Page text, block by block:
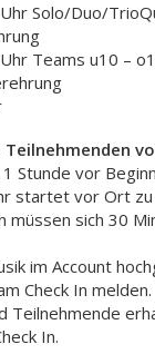
Solo/Duo/
Teams u10 –
Teilnehmenden
Stunde vor
startet vor Ort zu
müssen sich 30
im Account
Check In melden.
Teilnehmende
In.